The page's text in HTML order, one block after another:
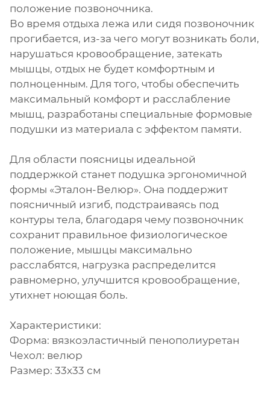
положение позвоночника.
Во время отдыха лежа или сидя позвоночник
прогибается, из-за чего могут возникать боли,
нарушаться кровообращение, затекать
мышцы, отдых не будет комфортным и
полноценным. Для того, чтобы обеспечить
максимальный комфорт и расслабление
мышц, разработаны специальные формовые
подушки из материала с эффектом памяти.
Для области поясницы идеальной
поддержкой станет подушка эргономичной
формы «Эталон-Велюр». Она поддержит
поясничный изгиб, подстраиваясь под
контуры тела, благодаря чему позвоночник
сохранит правильное физиологическое
положение, мышцы максимально
расслабятся, нагрузка распределится
равномерно, улучшится кровообращение,
утихнет ноющая боль.
Характеристики:
Форма: вязкоэластичный пенополиуретан
Чехол: велюр
Размер: 33х33 см